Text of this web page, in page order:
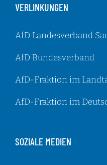
VERLINKUNGEN
AfD Landesverband
AfD Bundesverband
AfD-Fraktion im
AfD-Fraktion im
SOZIALE MEDIEN